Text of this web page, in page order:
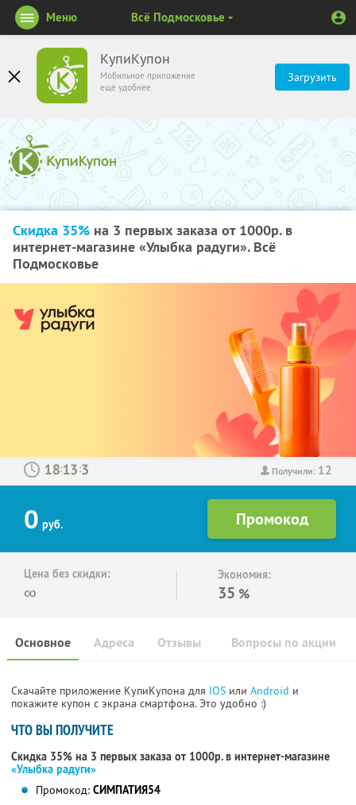
КупиКупон
Мобильное приложение
ещё удобнее
Загрузить
Меню Всё Подмосковье
Скидка 35% на 3 первых заказа от 1000р. в
интернет-магазине «Улыбка радуги». Всё
Подмосковье
Получили: 12
: :
0 руб.
Цена без скидки:
∞
Экономия:
35 %
Основное Отзывы Вопросы по акции
Адреса
Скачайте приложение КупиКупона для IOS или Android и
покажите купон с экрана смартфона. Это удобно :)
ЧТО ВЫ ПОЛУЧИТЕ
Скидка 35% на 3 первых заказа от 1000р. в интернет-магазине
«Улыбка радуги»
Промокод: СИМПАТИЯ54